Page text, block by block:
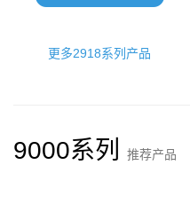
更多2918系列产品
9000系列 推荐产品